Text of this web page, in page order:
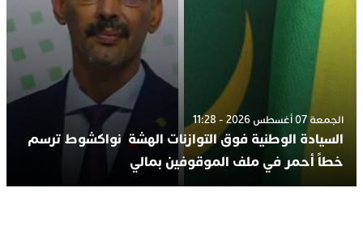
الجمعة 07 أغسطس 2026 - 11:28
السيادة الوطنية فوق التوازنات الهشة نواكشوط ترسم
خطاً أحمر في ملف الموقوفين بمالي